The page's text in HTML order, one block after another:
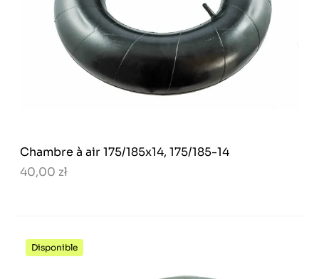
Chambre à air 175/185x14, 175/185-14
40,00 zł
Disponible